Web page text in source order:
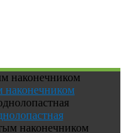
наконечником